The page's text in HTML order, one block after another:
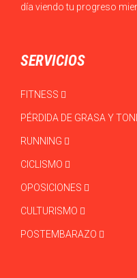
día viendo tu progreso
SERVICIOS
FITNESS
PÉRDIDA DE GRASA Y
RUNNING
CICLISMO
OPOSICIONES
CULTURISMO
POSTEMBARAZO